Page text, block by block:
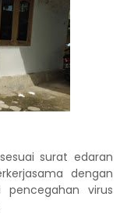
surat edaran
dengan
pencegahan virus